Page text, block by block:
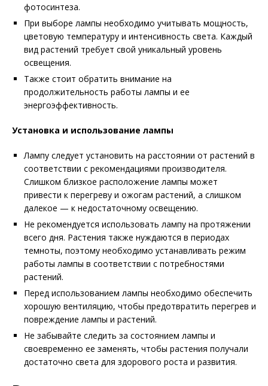
фотосинтеза.
При выборе лампы необходимо учитывать мощность,
цветовую температуру и интенсивность света. Каждый
вид растений требует свой уникальный уровень
освещения.
Также стоит обратить внимание на
продолжительность работы лампы и ее
энергоэффективность.
Установка и использование лампы
Лампу следует установить на расстоянии от растений в
соответствии с рекомендациями производителя.
Слишком близкое расположение лампы может
привести к перегреву и ожогам растений, а слишком
далекое — к недостаточному освещению.
Не рекомендуется использовать лампу на протяжении
всего дня. Растения также нуждаются в периодах
темноты, поэтому необходимо устанавливать режим
работы лампы в соответствии с потребностями
растений.
Перед использованием лампы необходимо обеспечить
хорошую вентиляцию, чтобы предотвратить перегрев и
повреждение лампы и растений.
Не забывайте следить за состоянием лампы и
своевременно ее заменять, чтобы растения получали
достаточно света для здорового роста и развития.